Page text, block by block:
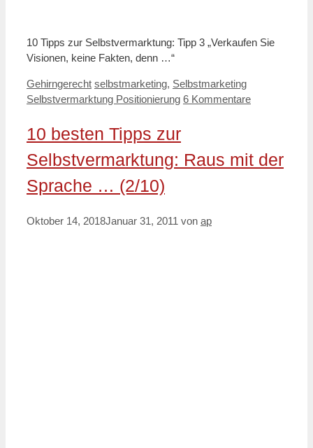
10 Tipps zur Selbstvermarktung: Tipp 3 „Verkaufen Sie
Visionen, keine Fakten, denn …“
Kategorien
Gehirngerecht Schlagwörter
selbstmarketing, Selbstmarketing
Selbstvermarktung Positionierung 6 Kommentare
10 besten Tipps zur
Selbstvermarktung: Raus mit der
Sprache … (2/10)
Oktober 14, 2018Januar 31, 2011 von ap